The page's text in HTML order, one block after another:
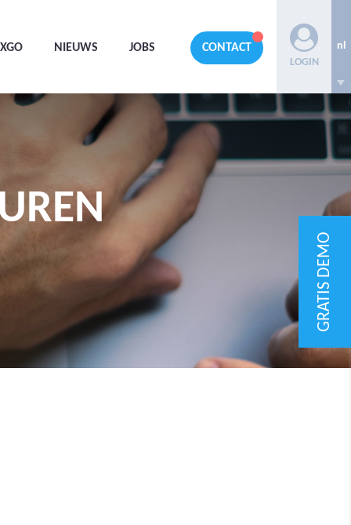
NIEUWS JOBS CONTACT
LOGIN
nl
GRATIS DEMO